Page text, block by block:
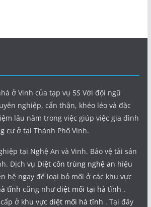
ở Vinh của tạp vụ 5S Với đội ngũ
nghiệp, cẩn thận, khéo léo và đặc
lâu năm trong việc giúp việc gia đình
cư ở tại Thành Phố Vinh.
tại Nghệ An và Vinh. Bảo vệ tài sản
Dịch vụ Diệt côn trùng nghệ an hiệu
hệ ngay để loại bỏ mối ở các khu vực
tĩnh cũng nhưdiệt mối tại hà tĩnh .
ở khu vực diệt mối hà tĩnh . Tại đây